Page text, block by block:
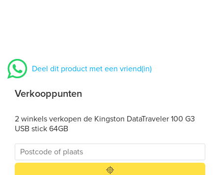
Deel dit product met een vriend(in)
Verkooppunten
2 winkels verkopen de Kingston DataTraveler 100 G3
USB stick 64GB